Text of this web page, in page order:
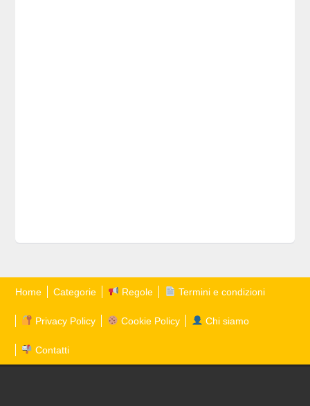
Home Categorie Regole Termini e condizioni
Privacy Policy Cookie Policy Chi siamo
Contatti